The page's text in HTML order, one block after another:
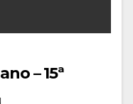
– 15ª